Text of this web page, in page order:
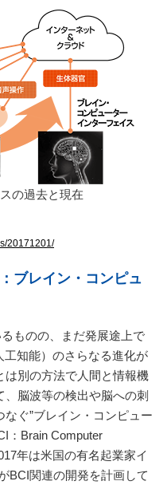
の過去と現在
20171201/
ブレイン・コンピュ
ものの、まだ発展途上で
知能）のさらなる進化が
は別の方法で人間と情報機
脳波等の検出や脳への刺
ぐ”ブレイン・コンピュー
：Brain Computer
年は米国の有名起業家イ
BCI関連の開発を計画して